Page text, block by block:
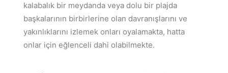
kalabalık bir meydanda veya dolu bir plajda
başkalarının birbirlerine olan davranışlarını ve
yakınlıklarını izlemek onları oyalamakta, hatta
onlar için eğlenceli dahi olabilmekte.